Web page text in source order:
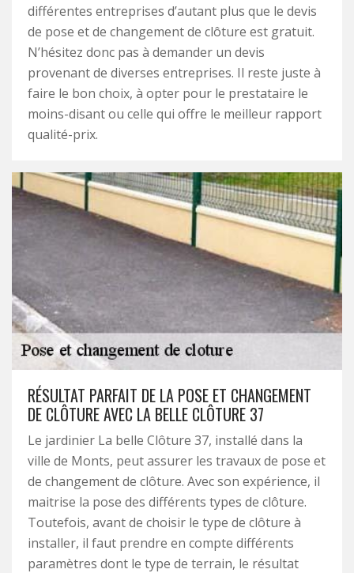
différentes entreprises d’autant plus que le devis
de pose et de changement de clôture est gratuit.
N’hésitez donc pas à demander un devis
provenant de diverses entreprises. Il reste juste à
faire le bon choix, à opter pour le prestataire le
moins-disant ou celle qui offre le meilleur rapport
qualité-prix.
RÉSULTAT PARFAIT DE LA POSE ET CHANGEMENT
DE CLÔTURE AVEC LA BELLE CLÔTURE 37
Le jardinier La belle Clôture 37, installé dans la
ville de Monts, peut assurer les travaux de pose et
de changement de clôture. Avec son expérience, il
maitrise la pose des différents types de clôture.
Toutefois, avant de choisir le type de clôture à
installer, il faut prendre en compte différents
paramètres dont le type de terrain, le résultat